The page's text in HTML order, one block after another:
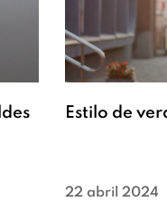
Estilo de
22 abril 2024